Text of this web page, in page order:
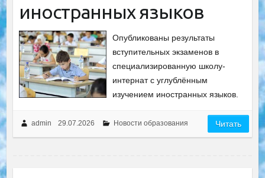
иностранных языков
Опубликованы результаты
вступительных экзаменов в
специализированную школу-
интернат с углублённым
изучением иностранных языков.
admin 29.07.2026 Новости образования Читать